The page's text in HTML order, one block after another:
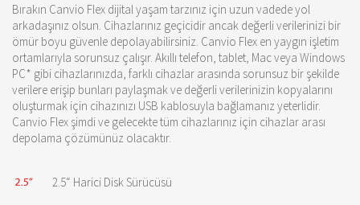
Bırakın Canvio Flex dijital yaşam tarzınız için uzun vadede yol
arkadaşınız olsun. Cihazlarınız geçicidir ancak değerli verilerinizi bir
ömür boyu güvenle depolayabilirsiniz. Canvio Flex en yaygın işletim
ortamlarıyla sorunsuz çalışır. Akıllı telefon, tablet, Mac veya Windows
PC* gibi cihazlarınızda, farklı cihazlar arasında sorunsuz bir şekilde
verilere erişip bunları paylaşmak ve değerli verilerinizin kopyalarını
oluşturmak için cihazınızı USB kablosuyla bağlamanız yeterlidir.
Canvio Flex şimdi ve gelecekte tüm cihazlarınız için cihazlar arası
depolama çözümünüz olacaktır.
2.5“ Harici Disk Sürücüsü